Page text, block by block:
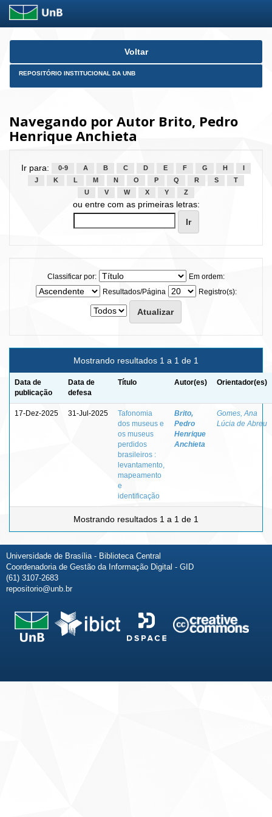
Skip
Voltar
REPOSITÓRIO INSTITUCIONAL DA UNB
Navegando por Autor Brito, Pedro
Henrique Anchieta
Ir para: 0-9 A B C D E F G H
J
K L M N O P Q R S
T
U
V W X Y Z
ou entre com as primeiras letras:
Classificar por:
Em ordem:
Resultados/Página
Registro(s):
Mostrando resultados 1 a 1 de 1
Data de
publicação
Data de
defesa
Título Autor(es) Orientador(es)
17-Dez-2025 31-Jul-2025
Tafonomia
dos museus e
os museus
perdidos
brasileiros :
levantamento,
mapeamento
e
identificação
Brito,
Pedro
Henrique
Anchieta
Gomes, Ana
Lúcia de Abreu
Mostrando resultados 1 a 1 de 1
Universidade de Brasília - Biblioteca Central
Coordenadoria de Gestão da Informação Digital - GID
(61) 3107-2683
repositorio@unb.br